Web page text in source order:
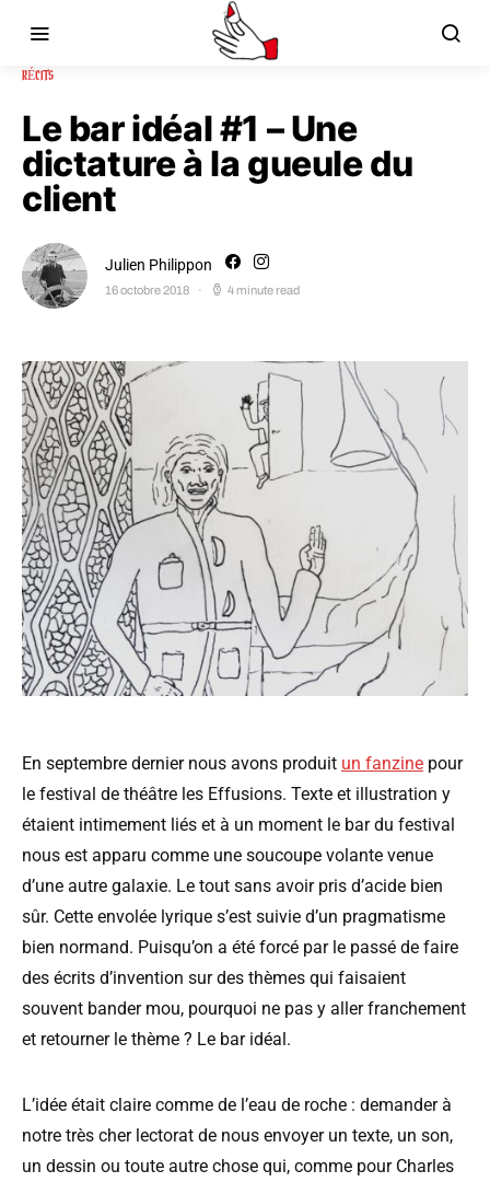
RÉCITS
Le bar idéal #1 – Une
dictature à la gueule du
client
Julien Philippon
16 octobre 2018 4 minute read
En septembre dernier nous avons produit un fanzine pour
le festival de théâtre les Effusions. Texte et illustration y
étaient intimement liés et à un moment le bar du festival
nous est apparu comme une soucoupe volante venue
d’une autre galaxie. Le tout sans avoir pris d’acide bien
sûr. Cette envolée lyrique s’est suivie d’un pragmatisme
bien normand. Puisqu’on a été forcé par le passé de faire
des écrits d’invention sur des thèmes qui faisaient
souvent bander mou, pourquoi ne pas y aller franchement
et retourner le thème ? Le bar idéal.
L’idée était claire comme de l’eau de roche : demander à
notre très cher lectorat de nous envoyer un texte, un son,
un dessin ou toute autre chose qui, comme pour Charles